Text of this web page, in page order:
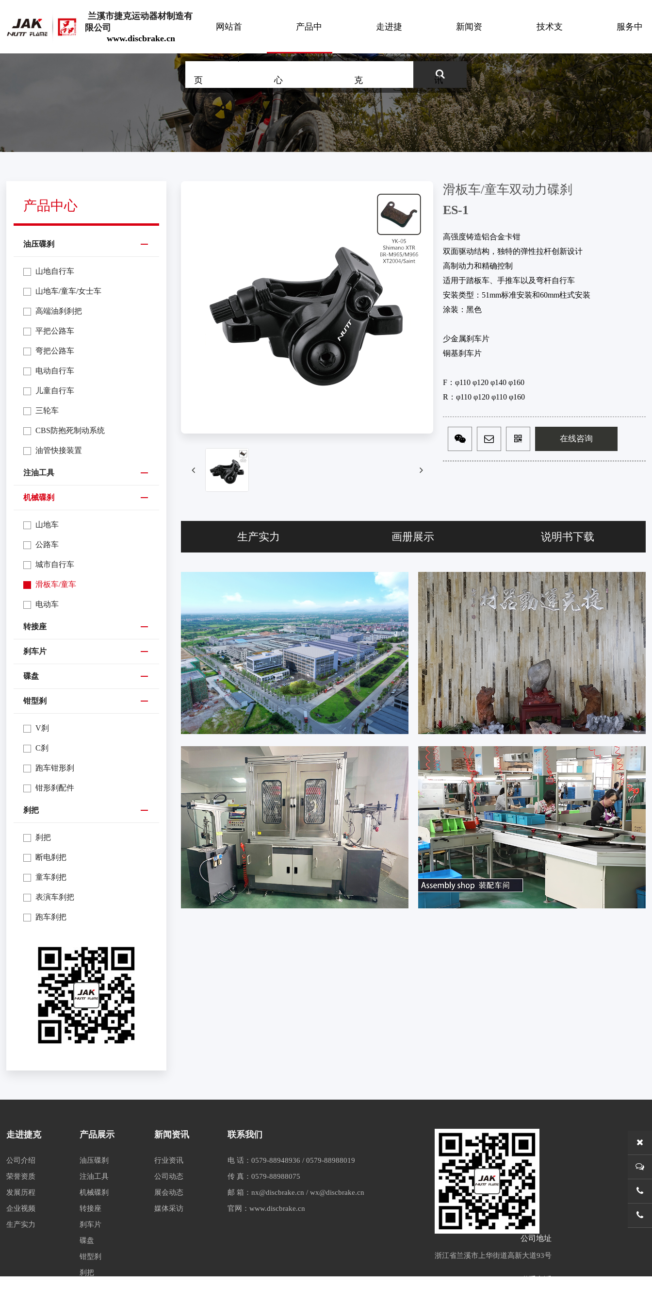
兰溪市捷克运动器材制造有
限公司
www.discbrake.cn
网站首
页
产品中
心
走进捷
克
新闻资
讯
技术支
持
服务中
心
EN
产品中心
油压碟刹
山地自行车
山地车/童车/女士车
高端油刹刹把
平把公路车
弯把公路车
电动自行车
儿童自行车
三轮车
CBS防抱死制动系统
油管快接装置
注油工具
机械碟刹
山地车
公路车
城市自行车
滑板车/童车
电动车
转接座
刹车片
碟盘
钳型刹
V刹
C刹
跑车钳形刹
钳形刹配件
刹把
刹把
断电刹把
童车刹把
表演车刹把
跑车刹把
滑板车/童车双动力碟刹
ES-1
高强度铸造铝合金卡钳
双面驱动结构，独特的弹性拉杆创新设计
高制动力和精确控制
适用于踏板车、手推车以及弯杆自行车
安装类型：51mm标准安装和60mm柱式安装
涂装：黑色
少金属刹车片
铜基刹车片
F：φ110 φ120 φ140 φ160
R：φ110 φ120 φ110 φ160
在线咨询
生产实力 画册展示 说明书下载
走进捷克
公司介绍
荣誉资质
发展历程
企业视频
生产实力
产品展示
油压碟刹
注油工具
机械碟刹
转接座
刹车片
碟盘
钳型刹
刹把
新闻资讯
行业资讯
公司动态
展会动态
媒体采访
联系我们
电 话：0579-88948936 /0579-88988019
传 真：0579-88988075
邮 箱：nx@discbrake.cn /wx@discbrake.cn
官网：www.discbrake.cn
公司地址
浙江省兰溪市上华街道高新大道93号